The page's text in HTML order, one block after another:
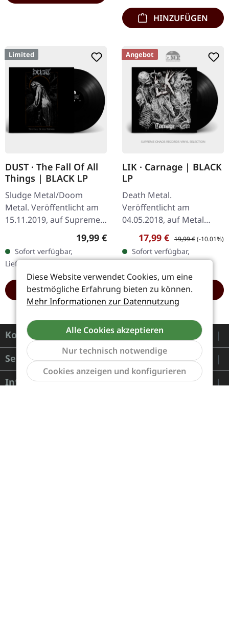
HINZUFÜGEN
Limited
DUST · The Fall Of All
Things | BLACK LP
Sludge Metal/Doom
Metal. Veröffentlicht am
15.11.2019, auf Supreme
Schwarzes Vinyl, limitiert
auf 200
handnummerierte
Exemplare. ·…
Regulärer Preis:
19,99 €
Sofort verfügbar,
Lieferzeit: 1-2 Werktage
HINZUFÜGEN
Angebot
LIK · Carnage | BLACK
LP
Death Metal.
Veröffentlicht am
04.05.2018, auf Metal
Blade Records. Schwarzes
Vinyl mit A1-Poster und
Download-Card.
präsentiert…
Verkaufspreis:
17,99 € Regulärer Preis:
19,99 €(-10.01%)
Sofort verfügbar,
HINZUFÜGEN
Kontakt
Service
Informationen
Diese Website verwendet Cookies, um eine
bestmögliche Erfahrung bieten zu können.
Mehr Informationen zur Datennutzung
Alle Cookies akzeptieren
Nur technisch notwendige
Cookies anzeigen und konfigurieren